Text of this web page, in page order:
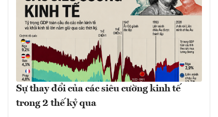
Sự thay đổi của các siêu cường kinh tế
trong 2 thế kỷ qua